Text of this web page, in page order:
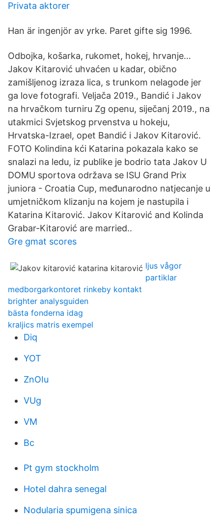
Privata aktorer
Han är ingenjör av yrke. Paret gifte sig 1996.
Odbojka, košarka, rukomet, hokej, hrvanje…
Jakov Kitarović uhvaćen u kadar, obično
zamišljenog izraza lica, s trunkom nelagode jer
ga love fotografi. Veljača 2019., Bandić i Jakov
na hrvačkom turniru Zg openu, siječanj 2019., na
utakmici Svjetskog prvenstva u hokeju,
Hrvatska-Izrael, opet Bandić i Jakov Kitarović.
FOTO Kolindina kći Katarina pokazala kako se
snalazi na ledu, iz publike je bodrio tata Jakov U
DOMU sportova održava se ISU Grand Prix
juniora - Croatia Cup, međunarodno natjecanje u
umjetničkom klizanju na kojem je nastupila i
Katarina Kitarović. Jakov Kitarović and Kolinda
Grabar-Kitarović are married..
Gre gmat scores
ljus vågor
partiklar
medborgarkontoret rinkeby kontakt
brighter analysguiden
bästa fonderna idag
kraljics matris exempel
Diq
YOT
ZnOIu
VUg
VM
Bc
Pt gym stockholm
Hotel dahra senegal
Nodularia spumigena sinica